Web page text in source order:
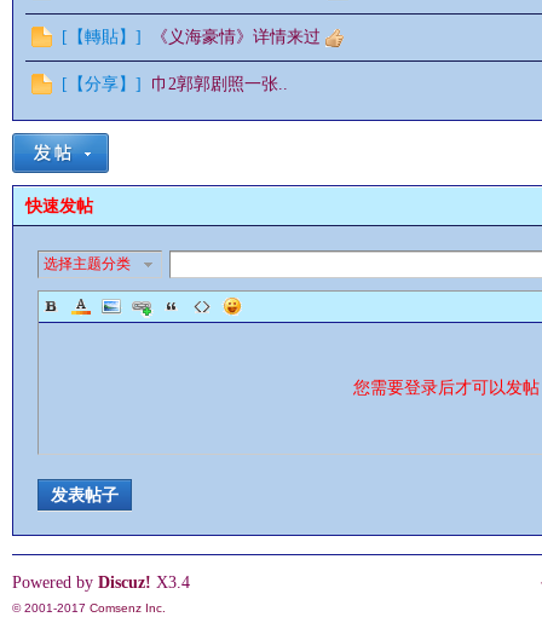
[ 【轉貼】 ] 《义海豪情》详情来过
[ 【分享】 ] 巾2郭郭剧照一张..
快速发帖
选择主题分类
您需要登录后才可以发
发表帖子
Powered by Discuz! X3.4
© 2001-2017 Comsenz Inc.